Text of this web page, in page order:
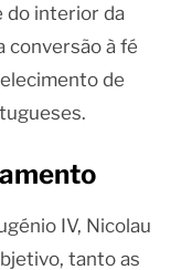
do interior da
conversão à fé
de
IV, Nicolau
tanto as